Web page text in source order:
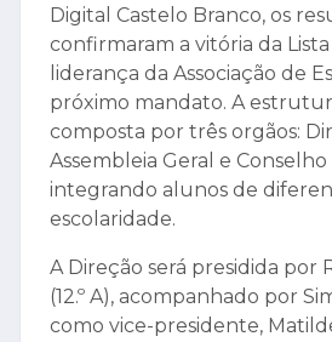
Digital Castelo Branco, os
confirmaram a vitória da Lista
liderança da Associação de
próximo mandato. A
composta por três orgãos:
Assembleia Geral e Conselho
integrando alunos de
escolaridade.
A Direção será presidida por
(12.º A), acompanhado por
como vice-presidente,